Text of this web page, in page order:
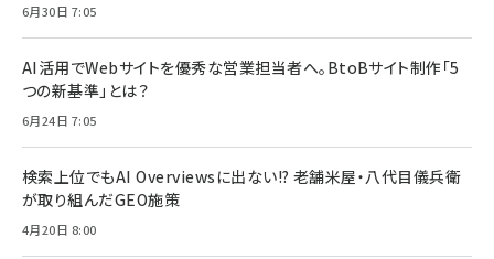
6月30日 7:05
AI活用でWebサイトを優秀な営業担当者へ。BtoBサイト制作「5
つの新基準」とは？
6月24日 7:05
検索上位でもAI Overviewsに出ない!? 老舗米屋・八代目儀兵衛
が取り組んだGEO施策
4月20日 8:00